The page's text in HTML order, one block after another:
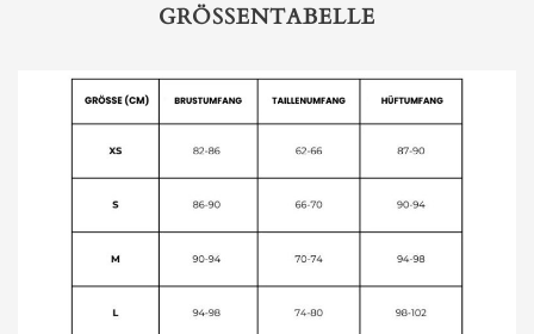
GRÖSSENTABELLE